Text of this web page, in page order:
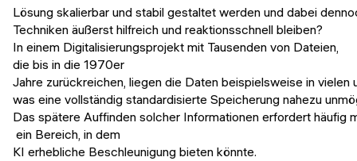
Lösung skalierbar und stabil gestaltet werden und dabei
Techniken äußerst hilfreich und reaktionsschnell bleiben?
In einem Digitalisierungsprojekt mit Tausenden von Dateien,
die bis in die 1970er
Jahre zurückreichen, liegen die Daten beispielsweise in
was eine vollständig standardisierte Speicherung nahezu
Das spätere Auffinden solcher Informationen erfordert häufig
ein Bereich, in dem
KI erhebliche Beschleunigung bieten könnte.